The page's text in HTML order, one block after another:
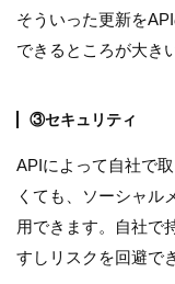
そういった更新を
できるところが大き
③セキュリティ
APIによって自社で
くても、ソーシャル
用できます。自社で
すしリスクを回避で